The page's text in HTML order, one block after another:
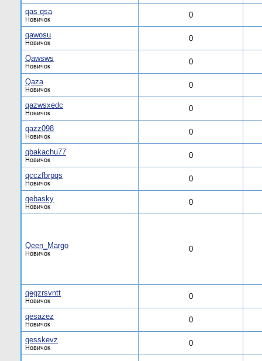
qas qsa
Новичок 0
qawosu
Новичок 0
Qawsws
Новичок 0
Qaza
Новичок 0
qazwsxedc
Новичок 0
qazz098
Новичок 0
qbakachu77
Новичок 0
qcczfbrpqs
Новичок 0
qebasky
Новичок 0
Qeen_Margo
Новичок 0
qegzrsvntt
Новичок 0
qesazez
Новичок 0
qesskevz
Новичок 0